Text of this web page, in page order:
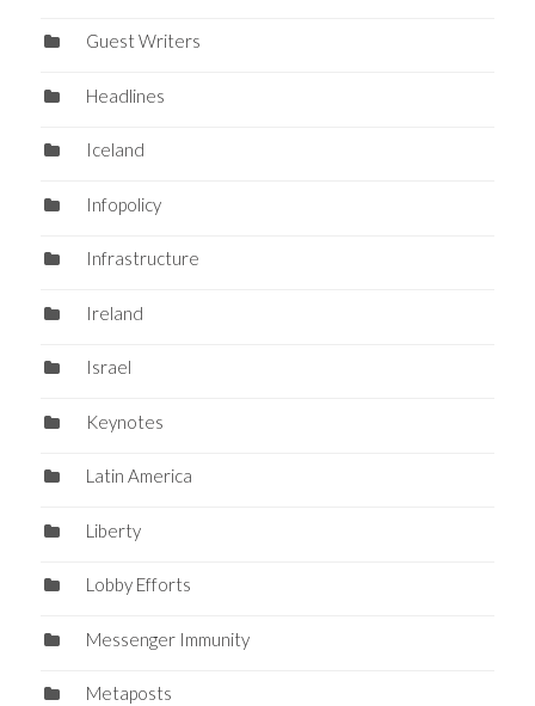
Guest Writers
Headlines
Iceland
Infopolicy
Infrastructure
Ireland
Israel
Keynotes
Latin America
Liberty
Lobby Efforts
Messenger Immunity
Metaposts